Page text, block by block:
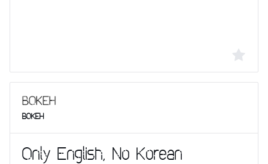
BOKEH